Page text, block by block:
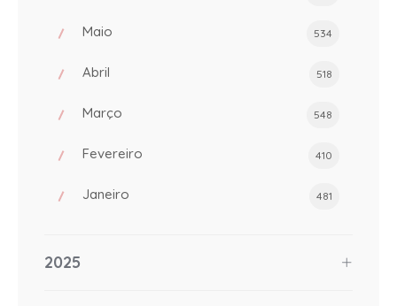
Maio 534
Abril 518
Março 548
Fevereiro 410
Janeiro 481
2025